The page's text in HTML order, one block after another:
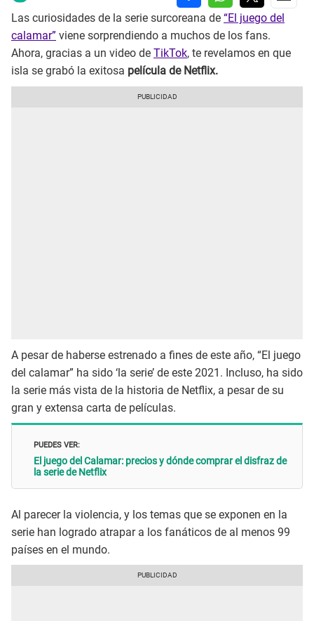
Las curiosidades de la serie surcoreana de “El juego del
calamar” viene sorprendiendo a muchos de los fans.
Ahora, gracias a un video de TikTok, te revelamos en que
isla se grabó la exitosa película de Netflix.
A pesar de haberse estrenado a fines de este año, “El juego
del calamar” ha sido ‘la serie’ de este 2021. Incluso, ha sido
la serie más vista de la historia de Netflix, a pesar de su
gran y extensa carta de películas.
PUEDES VER:
El juego del Calamar: precios y dónde comprar el disfraz de
la serie de Netflix
Al parecer la violencia, y los temas que se exponen en la
serie han logrado atrapar a los fanáticos de al menos 99
países en el mundo.